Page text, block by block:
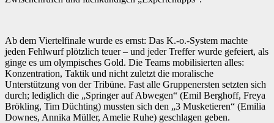
Ab dem Viertelfinale wurde es ernst: Das K.-o.-System machte
jeden Fehlwurf plötzlich teuer – und jeder Treffer wurde gefeiert, als
ginge es um olympisches Gold. Die Teams mobilisierten alles:
Konzentration, Taktik und nicht zuletzt die moralische
Unterstützung von der Tribüne. Fast alle Gruppenersten setzten sich
durch; lediglich die „Springer auf Abwegen“ (Emil Berghoff, Freya
Brökling, Tim Düchting) mussten sich den „3 Musketieren“ (Emilia
Downes, Annika Müller, Amelie Ruhe) geschlagen geben.